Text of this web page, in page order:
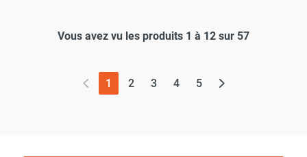
Vous avez vu les produits 1 à 12 sur 57
1 (page actuelle)
2 3 4 5